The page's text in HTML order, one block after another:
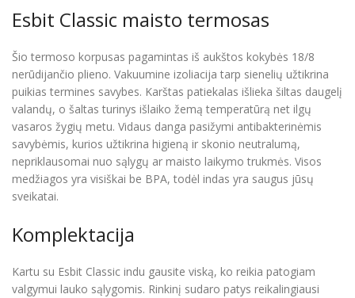
Esbit Classic maisto termosas
Šio termoso korpusas pagamintas iš aukštos kokybės 18/8
nerūdijančio plieno. Vakuumine izoliacija tarp sienelių užtikrina
puikias termines savybes. Karštas patiekalas išlieka šiltas daugelį
valandų, o šaltas turinys išlaiko žemą temperatūrą net ilgų
vasaros žygių metu. Vidaus danga pasižymi antibakterinėmis
savybėmis, kurios užtikrina higieną ir skonio neutralumą,
nepriklausomai nuo sąlygų ar maisto laikymo trukmės. Visos
medžiagos yra visiškai be BPA, todėl indas yra saugus jūsų
sveikatai.
Komplektacija
Kartu su Esbit Classic indu gausite viską, ko reikia patogiam
valgymui lauko sąlygomis. Rinkinį sudaro patys reikalingiausi